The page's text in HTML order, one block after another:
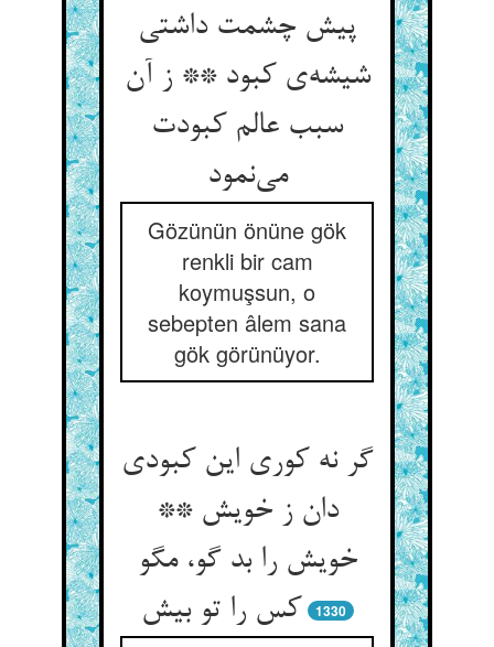
پیش چشمت داشتی
شیشه‌‌ی کبود ** ز آن
سبب عالم کبودت
می‌‌نمود
Gözünün önüne gök
renkli bir cam
koymuşsun, o
sebepten âlem sana
gök görünüyor.
گر نه کوری این کبودی
دان ز خویش **
خویش را بد گو، مگو
کس را تو بیش‌‌
1330